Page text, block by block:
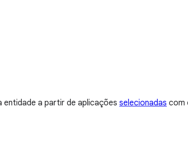
entidade a partir de aplicações selecionadas com